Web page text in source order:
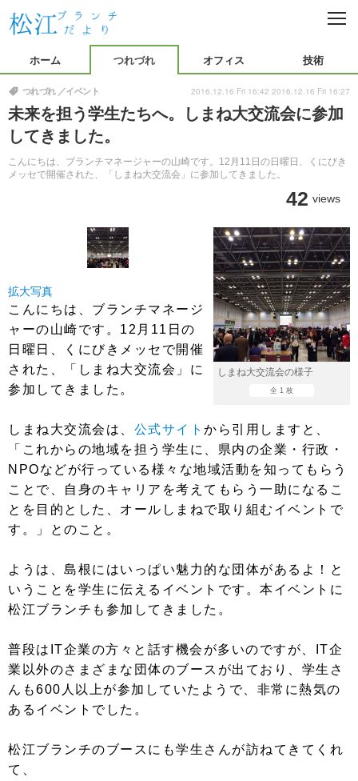
C
E
オフィス
仕事紹介 OJT
技術
ホーム つれづれ オフィス 技術
未来を担う学生たちへ。しまね大交流会に参加
してきました。
こんにちは、ブランチマネージャーの山崎です。12月11日の日曜日、くにびき
メッセで開催された、「しまね大交流会」に参加してきました。
つれづれ イベント
42 views
2016.12.16 Fri 16:42 2016.12.16 Fri 16:27
しまね大交流会の様子
全 1 枚
拡大写真
こんにちは、ブランチマネージ
ャーの山崎です。12月11日の
日曜日、くにびきメッセで開催
された、「しまね大交流会」に
参加してきました。
しまね大交流会は、 公式サイト から引用しますと、
「これからの地域を担う学生に、県内の企業・行政・
NPOなどが行っている様々な地域活動を知ってもらう
ことで、自身のキャリアを考えてもらう一助になるこ
とを目的とした、オールしまねで取り組むイベントで
す。」とのこと。
ようは、島根にはいっぱい魅力的な団体があるよ！と
いうことを学生に伝えるイベントです。本イベントに
松江ブランチも参加してきました。
普段はIT企業の方々と話す機会が多いのですが、IT企
業以外のさまざまな団体のブースが出ており、学生さ
んも600人以上が参加していたようで、非常に熱気の
あるイベントでした。
松江ブランチのブースにも学生さんが訪ねてきてくれ
て、